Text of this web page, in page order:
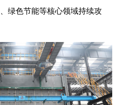
绿色节能等核心领域持续攻